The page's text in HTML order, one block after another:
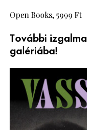
Open Books, 5999 Ft
További
galériába!